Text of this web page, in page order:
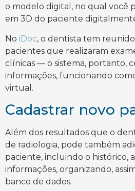
o modelo digital, no qual você
em 3D do paciente
No iDoc, o dentista tem
pacientes que realizaram
clínicas — o sistema, portanto,
informações, funcionando
virtual.
Cadastrar novo
Além dos resultados que o
de radiologia, pode também
paciente, incluindo o histórico,
informações, organizando,
banco de dados.